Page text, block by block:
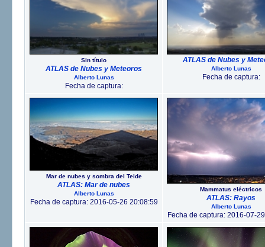
Sin título
ATLAS de Nubes y Meteoros
Alberto Lunas
Fecha de captura:
ATLAS de Nubes y
Alberto Lunas
Fecha de captura:
Mar de nubes y sombra del Teide
ATLAS: Mar de nubes
Alberto Lunas
Fecha de captura: 2016-05-26 20:08:59
Mammatus eléctricos
ATLAS: Rayos
Alberto Lunas
Fecha de captura: 2016-07-